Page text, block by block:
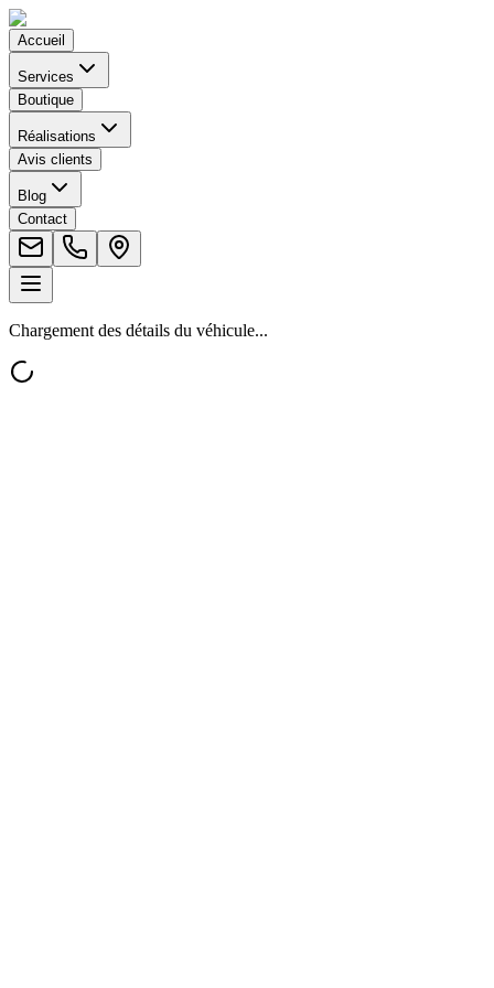
Accueil
Services
Boutique
Réalisations
Avis clients
Blog
Contact
Chargement des détails du véhicule...